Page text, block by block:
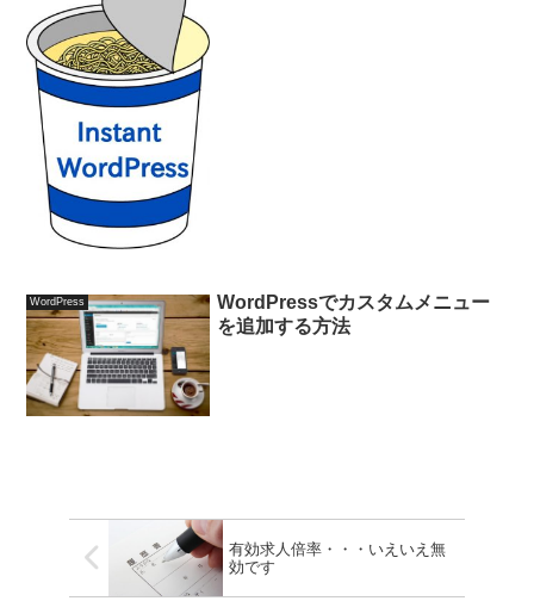
WordPress
WordPressでカスタムメニュー
を追加する方法
有効求人倍率・・・いえいえ無
効です